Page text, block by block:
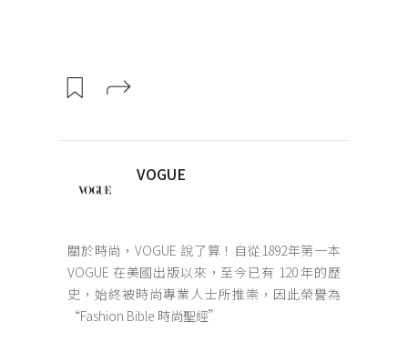
VOGUE
關於時尚，VOGUE 說了算！自從1892年第一本
VOGUE 在美國出版以來，至今已有 120 年的歷
史，始終被時尚專業人士所推崇，因此榮譽為
“Fashion Bible 時尚聖經”